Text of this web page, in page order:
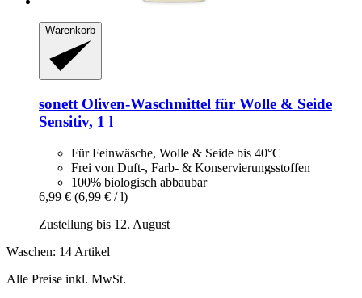
Warenkorb
sonett Oliven-​Waschmittel für Wolle & Seide
Sensitiv, 1 l
Für Feinwäsche, Wolle & Seide bis 40°C
Frei von Duft-, Farb- & Konservierungsstoffen
100% biologisch abbaubar
6,99 € (6,99 € / l)
Zustellung bis 12. August
Waschen: 14 Artikel
Alle Preise inkl. MwSt.